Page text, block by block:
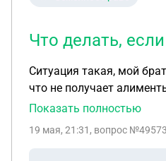
Что делать,
Ситуация такая, мой
что не получает
Весь абсурд в том, что
большую сумму. С
Показать полностью
19 мая, 21:31 , вопрос